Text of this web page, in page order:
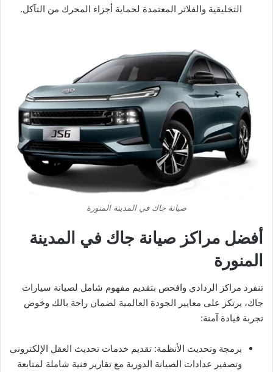
التخليقية والفلاتر المعتمدة لحماية أجزاء المحرك من التآكل.
صيانة جاك في المدينة المنورة
​أفضل مراكز صيانة جاك في المدينة
المنورة
​تنفرد مراكز الردادي وافحص بتقديم مفهوم شامل لصيانة سيارات
جاك، يرتكز على معايير الجودة العالمية لضمان راحة بالك وخوض
تجربة قيادة آمنة:
​برمجة وتحديث الأنظمة: تقديم خدمات تحديث العقل الإلكتروني
وتصفير عدادات الصيانة الدورية مع تقارير فنية شاملة لمتابعة